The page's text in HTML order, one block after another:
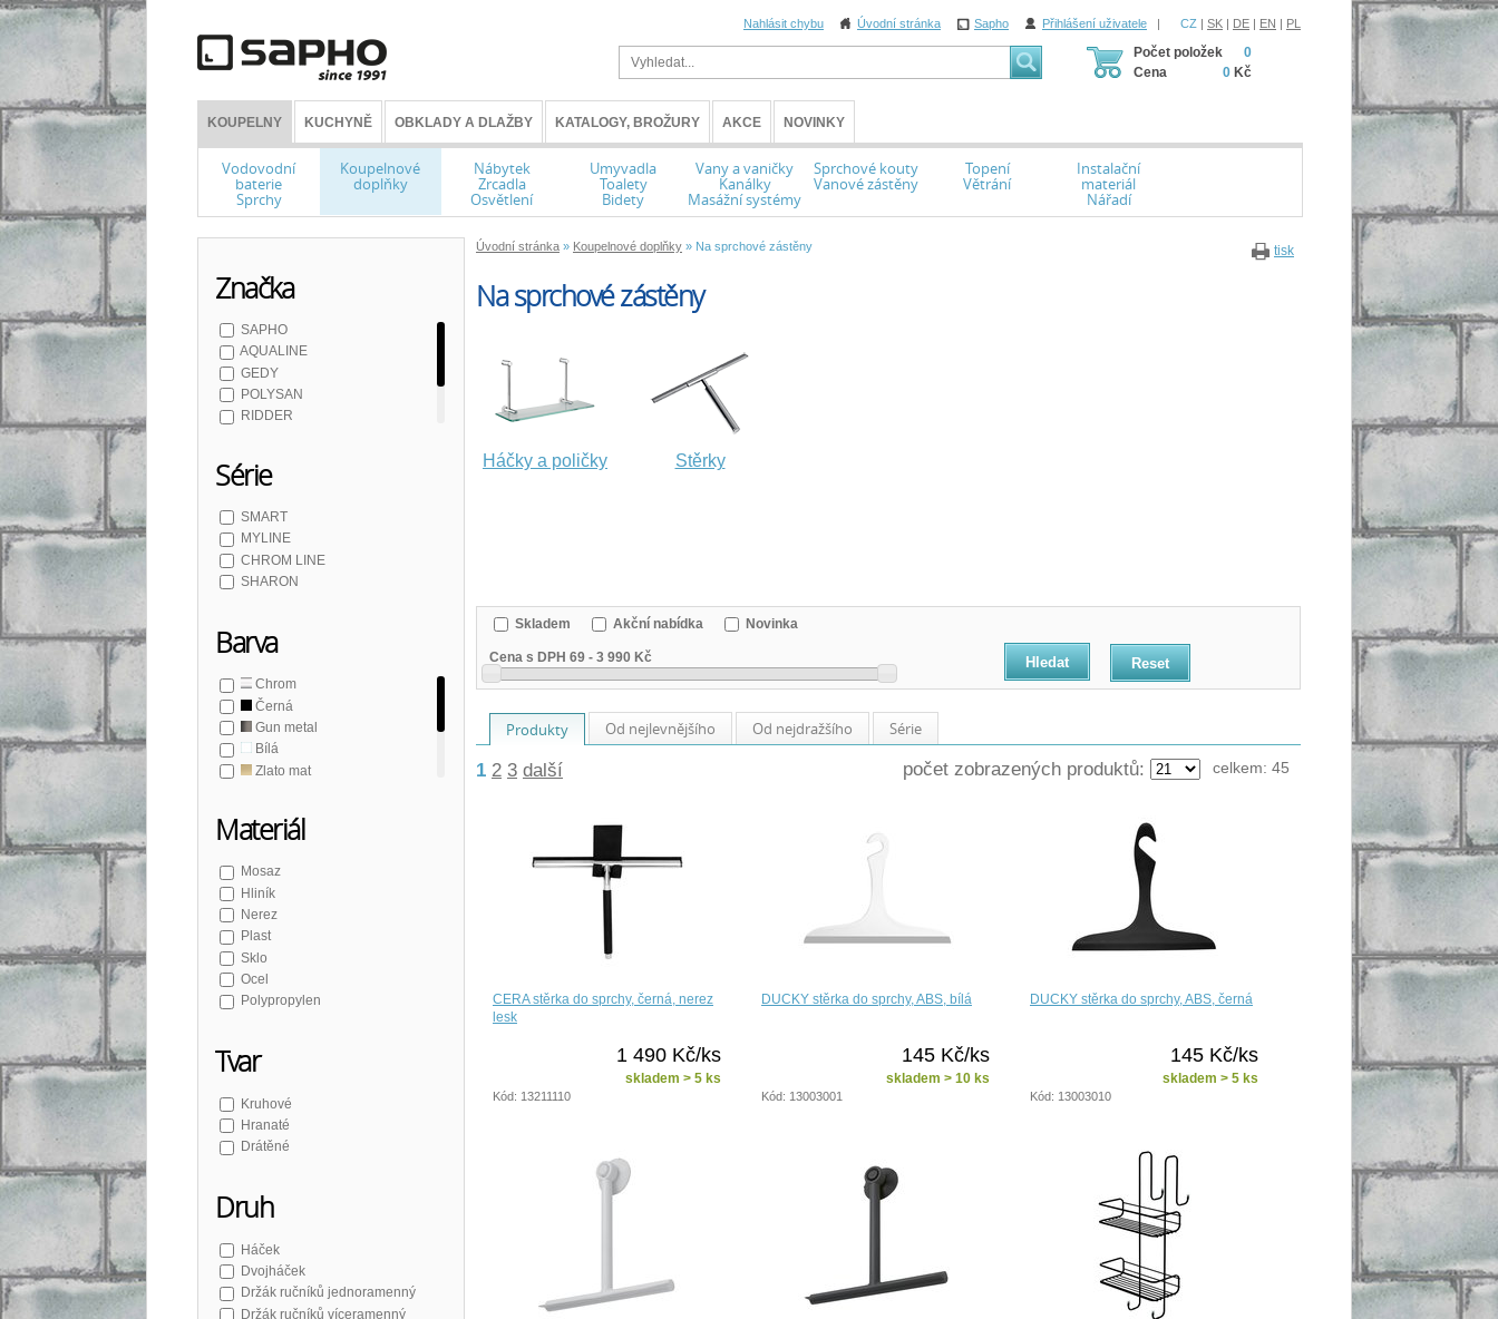
Nahlásit chybu Úvodní stránka Sapho Přihlášení uživatele | CZ | SK | DE | EN | PL
Počet položek
Cena
0
0 Kč
KOUPELNY KUCHYNĚ OBKLADY A DLAŽBY KATALOGY, BROŽURY AKCE NOVINKY
Vodovodní
baterie
Sprchy
Koupelnové
doplňky
Nábytek
Zrcadla
Osvětlení
Umyvadla
Toalety
Bidety
Vany a vaničky
Kanálky
Masážní systémy
Sprchové kouty
Vanové zástěny
Topení
Větrání
Instalační
materiál
Nářadí
tisk
Úvodní stránka » Koupelnové doplňky » Na sprchové zástěny
Na sprchové zástěny
Háčky a poličky Stěrky
Značka
SAPHO
AQUALINE
GEDY
POLYSAN
RIDDER
Série
SMART
MYLINE
CHROM LINE
SHARON
Barva
Chrom
Černá
Gun metal
Bílá
Zlato mat
Materiál
Mosaz
Hliník
Nerez
Plast
Sklo
Ocel
Polypropylen
Tvar
Kruhové
Hranaté
Drátěné
Druh
Háček
Dvojháček
Držák ručníků jednoramenný
Držák ručníků víceramenný
Skladem Akční nabídka Novinka
Cena s DPH 69 - 3 990 Kč Reset
Produkty Od nejlevnějšího Od nejdražšího Série
1 2 3 další počet zobrazených produktů: celkem: 45
CERA stěrka do sprchy, černá, nerez
lesk
1 490 Kč/ks
skladem > 5 ks
Kód: 13211110
DUCKY stěrka do sprchy, ABS, bílá
145 Kč/ks
skladem > 10 ks
Kód: 13003001
DUCKY stěrka do sprchy, ABS, černá
145 Kč/ks
skladem > 5 ks
Kód: 13003010